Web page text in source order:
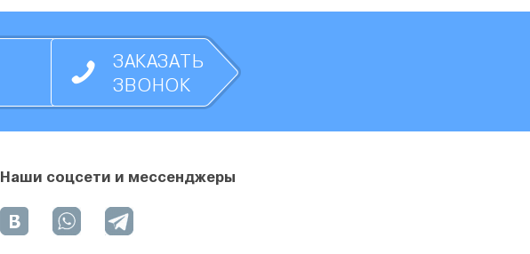
ЗАКАЗАТЬ
ЗВОНОК
Наши соцсети и мессенджеры